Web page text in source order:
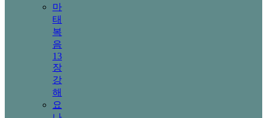
마
태
복
음
13
장
강
해
요